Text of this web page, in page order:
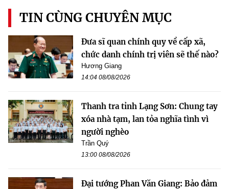
TIN CÙNG CHUYÊN MỤC
Đưa sĩ quan chính quy về cấp xã,
chức danh chính trị viên sẽ thế nào?
Hương Giang
14:04 08/08/2026
Thanh tra tỉnh Lạng Sơn: Chung tay
xóa nhà tạm, lan tỏa nghĩa tình vì
người nghèo
Trần Quý
13:00 08/08/2026
Đại tướng Phan Văn Giang: Bảo đảm